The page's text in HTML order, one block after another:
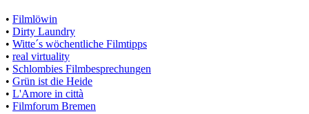
• Filmlöwin
• Dirty Laundry
• Witte´s wöchentliche Filmtipps
• real virtuality
• Schlombies Filmbesprechungen
• Grün ist die Heide
• L'Amore in città
• Filmforum Bremen